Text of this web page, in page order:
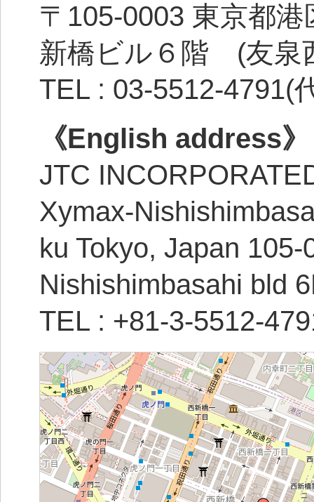
〒105-0003 東京都
新橋ビル６階 (友泉
TEL : 03-5512-
《English address》
JTC
Xymax-
ku Tokyo, Japan
Nishishimbasahi bld
TEL : +81-3-5512-